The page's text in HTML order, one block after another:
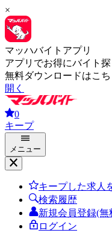
×
マッハバイトアプリ
アプリでお得にバイト探
無料ダウンロードはこち
開く
0
キープ
メニュー
キープした求人
検索履歴
新規会員登録(無
ログイン